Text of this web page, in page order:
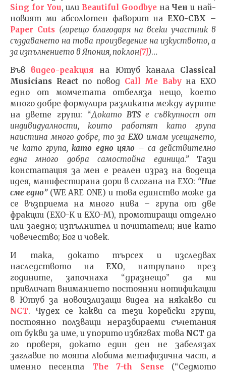
Sing for You, или Beautiful Goodbyeна Чен и най-
новият ми абсолютен фаворит на EXO-CBX –
Paper Cuts (горещо благодаря на всеки участник в
създаването на това произведение на изкуството, а
за изпълнението в Япония, поклон[7])…
Във видео-реакция на Ютуб канала Classical
Musicians Reactпо повод Call Me Babyна EXO
едно от момчетата отбеляза нещо, което
много добре формулира разликата между аурите
на двете групи: “Докато BTS е съвкупност от
индивидуалности, които работят като група
наистина много добре, то за EXO имам усещането,
че като група,като едно цяло – са действително
една много добра самостойна единица.” Тази
констатация за мен е реален израз на водеща
идея, манифестирана дори в слогана на EXO: “Ние
сме едно”(WE ARE ONE) и това единство може да
се възприема на много нива – група от две
фракции (EXO-K и EXO-M), промотиращи отделно
или заедно; изпълнител и почитатели; ние като
човечество; Бог и човек.
И така, докато търсех и изследвах
наследството на EXO, натрупано през
годините, започнаха “дразнещо” да ми
привличат вниманието постоянни нотификации
в Ютуб за новоизлизащи видеа на някакво си
NCT. Чудех се какви са тези корейски групи,
постоянно ползващи неразбираеми съчетания
от букви за име, и упорито избягвах тoвa NCT да
гo проверя, докато един ден не забелязах
заглавие по моята любима метафизична част, а
именно песента The7-th Sense(“Седмото